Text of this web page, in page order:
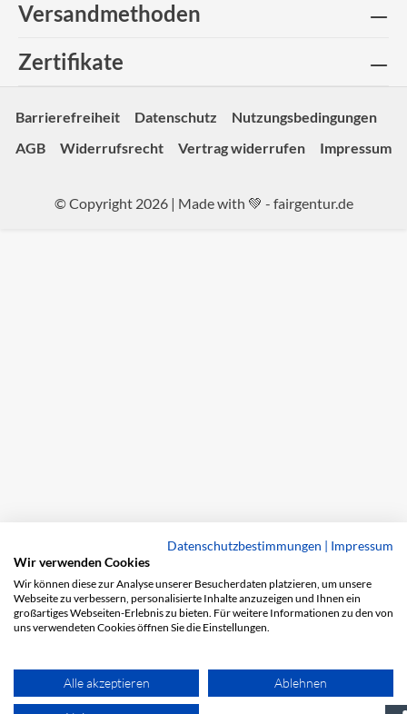
Versandmethoden
Zertifikate
Barrierefreiheit Datenschutz
Nutzungsbedingungen
AGB
Widerrufsrecht Vertrag widerrufen Impressum
© Copyright 2026 | Made with 💚 - fairgentur.de
Datenschutzbestimmungen | Impressum
Wir verwenden Cookies
Wir können diese zur Analyse unserer Besucherdaten platzieren, um unsere
Webseite zu verbessern, personalisierte Inhalte anzuzeigen und Ihnen ein
großartiges Webseiten-Erlebnis zu bieten. Für weitere Informationen zu den von
uns verwendeten Cookies öffnen Sie die Einstellungen.
Alle akzeptieren Ablehnen